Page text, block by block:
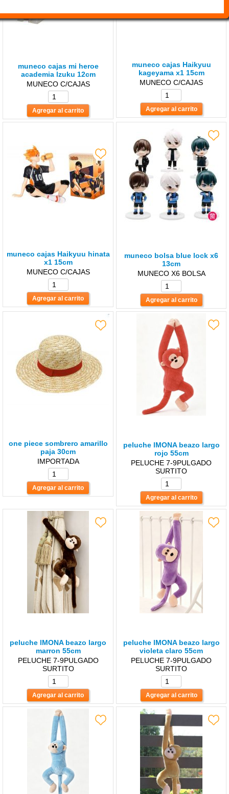
muneco cajas mi heroe
academia lzuku 12cm
MUNECO C/CAJAS
muneco cajas Haikyuu
kageyama x1 15cm
MUNECO C/CAJAS
muneco cajas Haikyuu hinata
x1 15cm
MUNECO C/CAJAS
muneco bolsa blue lock x6
13cm
MUNECO X6 BOLSA
one piece sombrero amarillo
paja 30cm
IMPORTADA
peluche lMONA beazo largo
rojo 55cm
PELUCHE 7-9PULGADO
SURTITO
peluche lMONA beazo largo
marron 55cm
PELUCHE 7-9PULGADO
SURTITO
peluche lMONA beazo largo
violeta claro 55cm
PELUCHE 7-9PULGADO
SURTITO